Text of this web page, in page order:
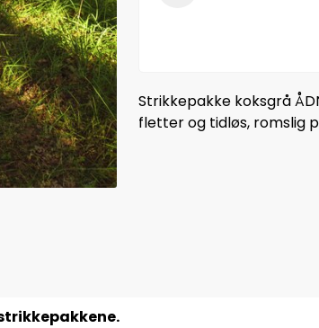
Strikkepakke koksgrå
fletter og tidløs, romslig